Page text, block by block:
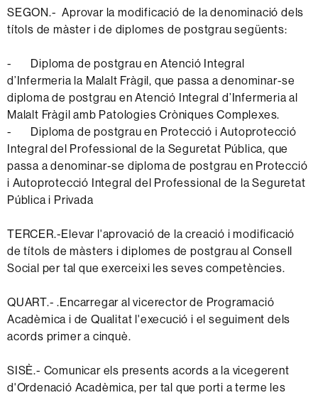
SEGON.- Aprovar la modificació de la denominació dels
títols de màster i de diplomes de postgrau següents:
- Diploma de postgrau en Atenció Integral
d’Infermeria la Malalt Fràgil, que passa a denominar-se
diploma de postgrau en Atenció Integral d’Infermeria al
Malalt Fràgil amb Patologies Cròniques Complexes.
- Diploma de postgrau en Protecció i Autoprotecció
Integral del Professional de la Seguretat Pública, que
passa a denominar-se diploma de postgrau en Protecció
i Autoprotecció Integral del Professional de la Seguretat
Pública i Privada
TERCER.-Elevar l'aprovació de la creació i modificació
de títols de màsters i diplomes de postgrau al Consell
Social per tal que exerceixi les seves competències.
QUART.- .Encarregar al vicerector de Programació
Acadèmica i de Qualitat l'execució i el seguiment dels
acords primer a cinquè.
SISÈ.- Comunicar els presents acords a la vicegerent
d'Ordenació Acadèmica, per tal que porti a terme les